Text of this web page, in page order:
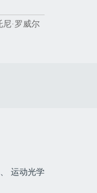
尼·罗威尔
运动光学